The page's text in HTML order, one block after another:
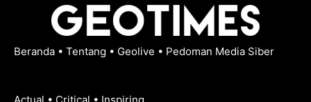
Beranda • Tentang • Geolive • Pedoman Media Siber